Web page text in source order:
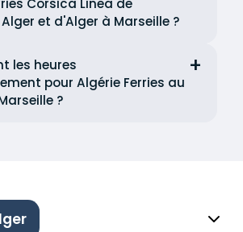
Corsica Linea de
et d'Alger à Marseille ?
les heures
pour Algérie Ferries au
?